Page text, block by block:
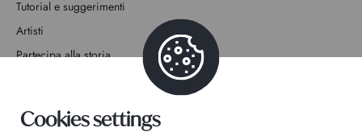
Tutorial e suggerimenti
Artisti
Partecipa alla storia
Cookies settings